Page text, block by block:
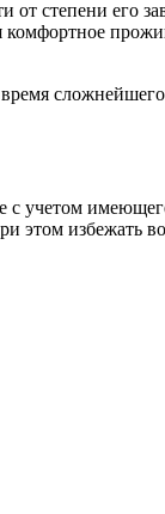
от степени его
комфортное
учетом
этом избежать